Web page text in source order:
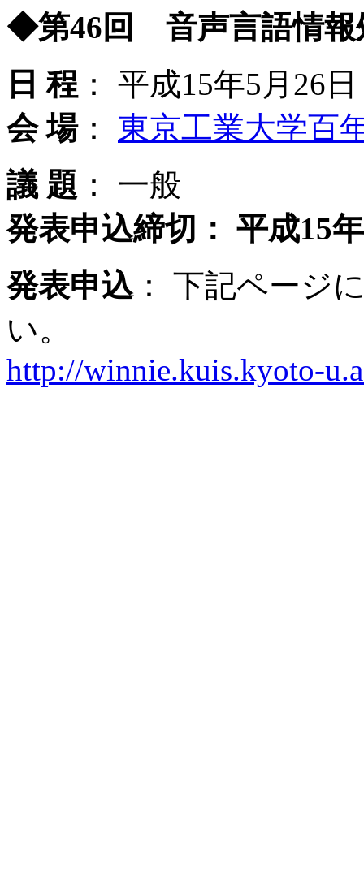
◆第46回 音声言語情報
日 程 ： 平成15年5月26
会 場： 東京工業大学百
議 題 ： 一般
発表申込締切： 平成15
発表申込： 下記ページ
い。
http://winnie.kuis.kyoto-